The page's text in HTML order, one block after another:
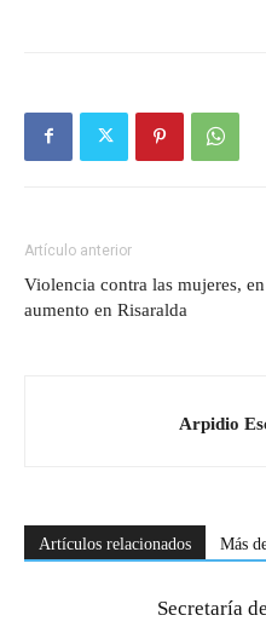
Artículo anterior
Violencia contra las mujeres, en
aumento en Risaralda
Arpidio
Artículos relacionados Más
Secretaría